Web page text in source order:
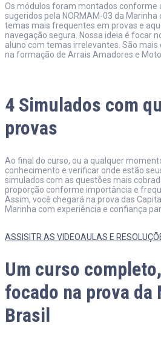
Os módulos foram montados conforme
sugeridos pela NORMAM-03 da Marinha
temas mais frequentes em provas e
navegação segura. Nossa ideia é focar
aluno com temas irrelevantes. São mais
na formação de Arrais Amadores e
4 Simulados com
provas
Ao final do curso, ou a qualquer
conhecimento e verificar onde estão
simulados com as questões mais
proporção conforme importância e
Assim, você chegará na prova das
Marinha com experiência e confiança
ASSISITR AS VIDEOAULAS E
Um curso
focado na prova da
Brasil